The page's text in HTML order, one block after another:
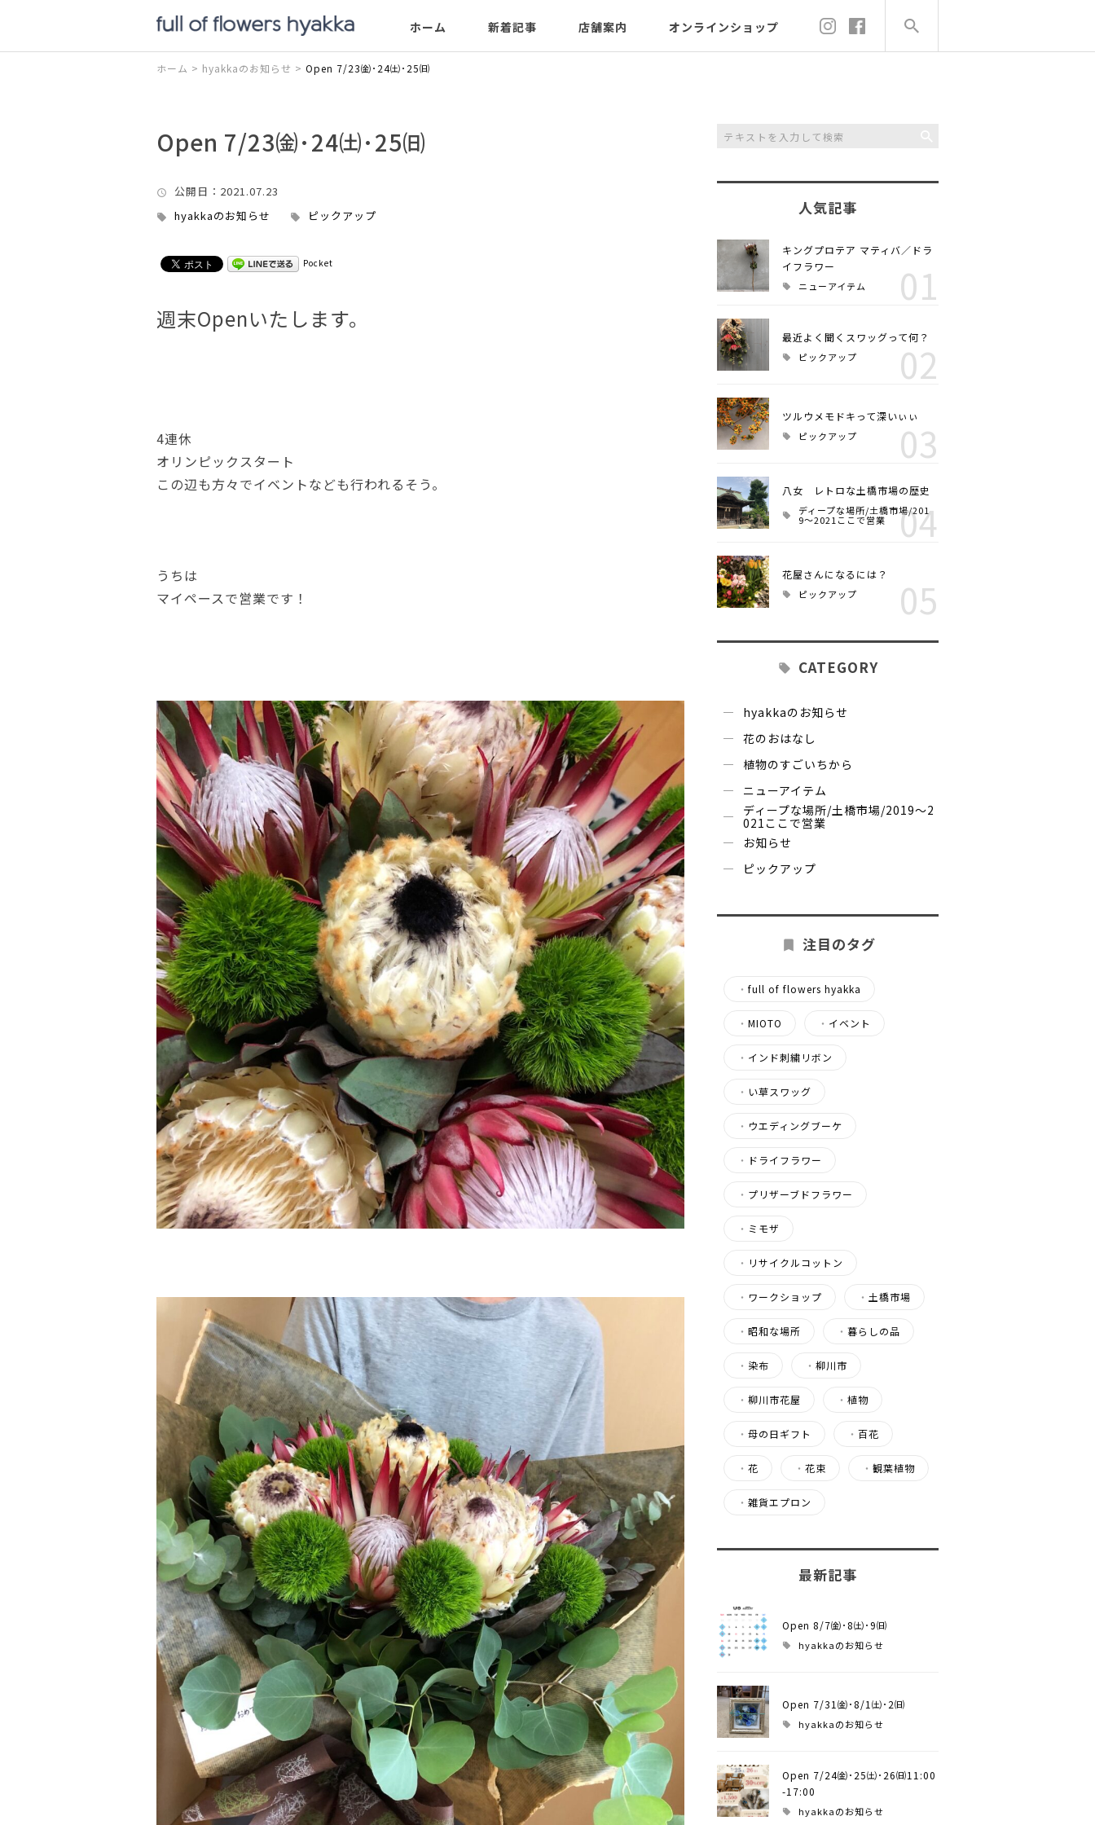
ホーム 新着記事 店舗案内 オンラインショップ
ホーム > hyakkaのお知らせ > Open 7/23㈮･24㈯･25㈰
Open 7/23㈮･24㈯･25㈰
公開日 ：2021.07.23
hyakkaのお知らせ
ピックアップ
Pocket
週末Openいたします。
4連休
オリンピックスタート
この辺も方々でイベントなども行われるそう。
うちは
マイペースで営業です！
人気記事
キングプロテア マティバ／ドラ
イフラワー
ニューアイテム 01
最近よく聞くスワッグって何？
ピックアップ 02
ツルウメモドキって深いぃぃ
ピックアップ 03
八女 レトロな土橋市場の歴史
ディープな場所/土橋市場/201
9～2021ここで営業 04
花屋さんになるには？
ピックアップ 05
CATEGORY
hyakkaのお知らせ
花のおはなし
植物のすごいちから
ニューアイテム
ディープな場所/土橋市場/2019～2
021ここで営業
お知らせ
ピックアップ
注目のタグ
・ full of flowers hyakka
・ MIOTO ・ イベント
・ インド刺繍リボン
・ い草スワッグ
・ ウエディングブーケ
・ ドライフラワー
・ プリザーブドフラワー
・ ミモザ
・ リサイクルコットン
・ ワークショップ ・ 土橋市場
・ 昭和な場所 ・ 暮らしの品
・ 染布 ・ 柳川市
・ 柳川市花屋 ・ 植物
・ 母の日ギフト ・ 百花
・ 花 ・ 花束 ・ 観葉植物
・ 雑貨エプロン
最新記事
Open 8/7㈮･8㈯･9㈰
hyakkaのお知らせ
Open 7/31㈮･8/1㈯･2㈰
hyakkaのお知らせ
Open 7/24㈮･25㈯･26㈰11:00
-17:00
hyakkaのお知らせ